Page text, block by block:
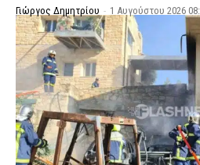
Γιώργος Δημητρίου - 1 Αυγούστου 2026